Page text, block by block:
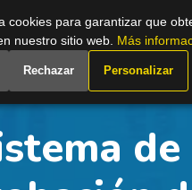
de
cookies para garantizar que
nuestro sitio web. Más
Rechazar Personalizar